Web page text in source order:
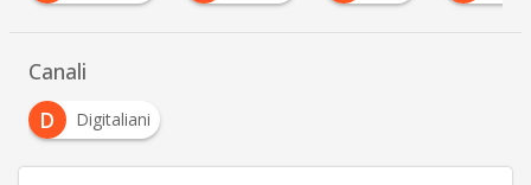
Canali
D
Digitaliani